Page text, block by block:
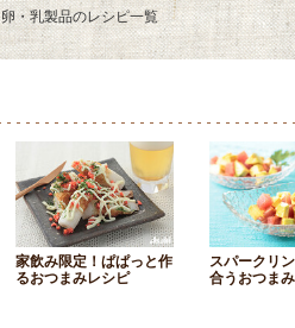
卵・乳製品のレシピ一覧
家飲み限定！ぱぱっと作
るおつまみレシピ
スパークリ
合うおつま